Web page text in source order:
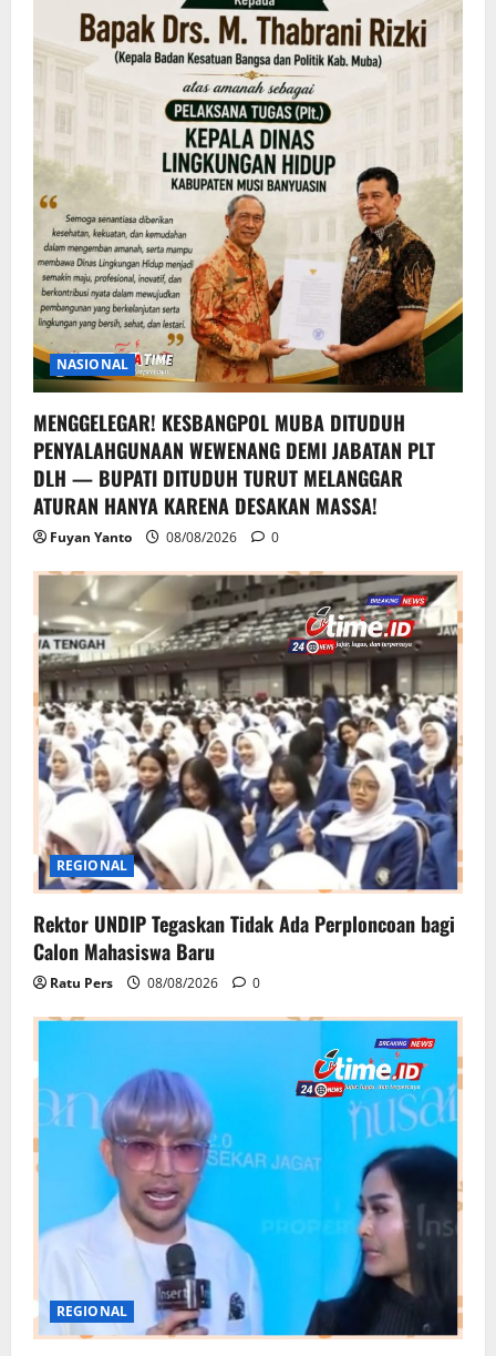
NASIONAL
MENGGELEGAR! KESBANGPOL MUBA DITUDUH
PENYALAHGUNAAN WEWENANG DEMI JABATAN PLT
DLH — BUPATI DITUDUH TURUT MELANGGAR
ATURAN HANYA KARENA DESAKAN MASSA!
Fuyan Yanto 08/08/2026 0
REGIONAL
Rektor UNDIP Tegaskan Tidak Ada Perploncoan bagi
Calon Mahasiswa Baru
Ratu Pers 08/08/2026 0
REGIONAL